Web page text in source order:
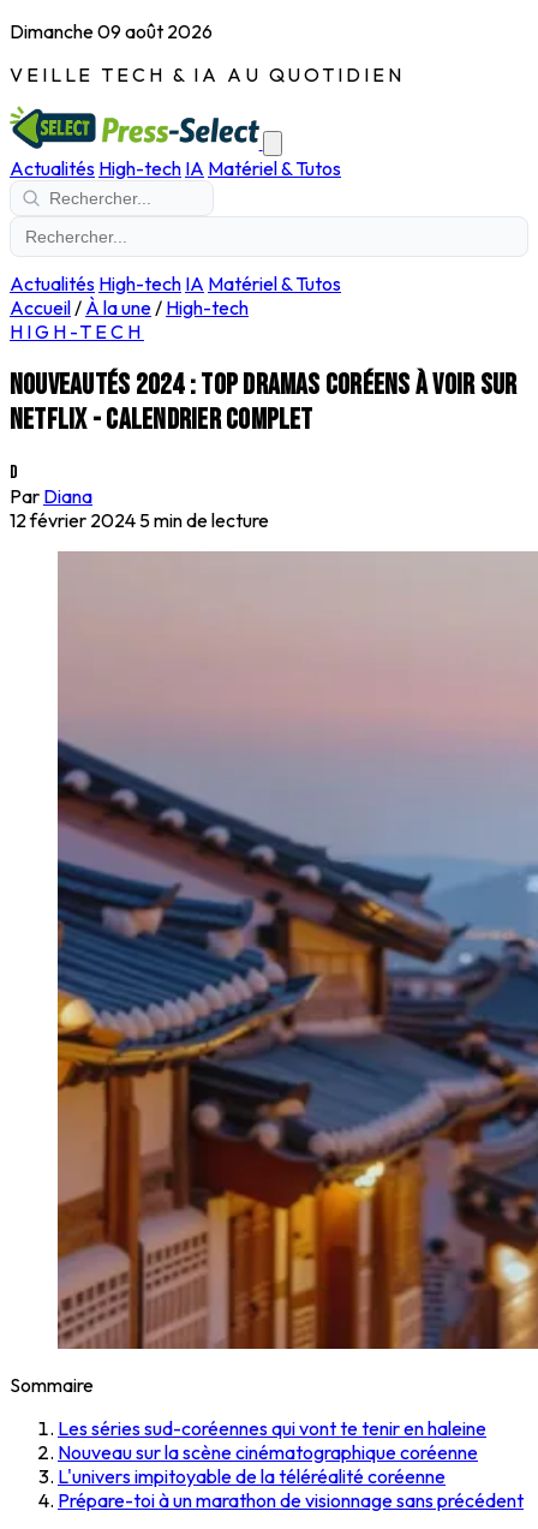
Dimanche 09 août 2026
VEILLE TECH & IA AU QUOTIDIEN
Actualités High-tech IA Matériel & Tutos
Actualités High-tech IA Matériel & Tutos
Accueil/ À la une/ High-tech
HIGH-TECH
Nouveautés 2024 : Top dramas coréens à voir sur
Netflix - Calendrier complet
D
Par Diana
12 février 2024 5 min de lecture
Sommaire
Les séries sud-coréennes qui vont te tenir en haleine
Nouveau sur la scène cinématographique coréenne
L'univers impitoyable de la téléréalité coréenne
Prépare-toi à un marathon de visionnage sans précédent